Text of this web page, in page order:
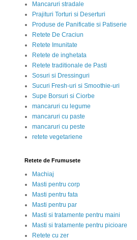
Mancaruri stradale
Prajituri Torturi si Deserturi
Produse de Panificatie si Patiserie
Retete De Craciun
Retete Imunitate
Retete de inghetata
Retete traditionale de Pasti
Sosuri si Dressinguri
Sucuri Fresh-uri si Smoothie-uri
Supe Borsuri si Ciorbe
mancaruri cu legume
mancaruri cu paste
mancaruri cu peste
retete vegetariene
Retete de Frumusete
Machiaj
Masti pentru corp
Masti pentru fata
Masti pentru par
Masti si tratamente pentru maini
Masti si tratamente pentru picioare
Retete cu zer